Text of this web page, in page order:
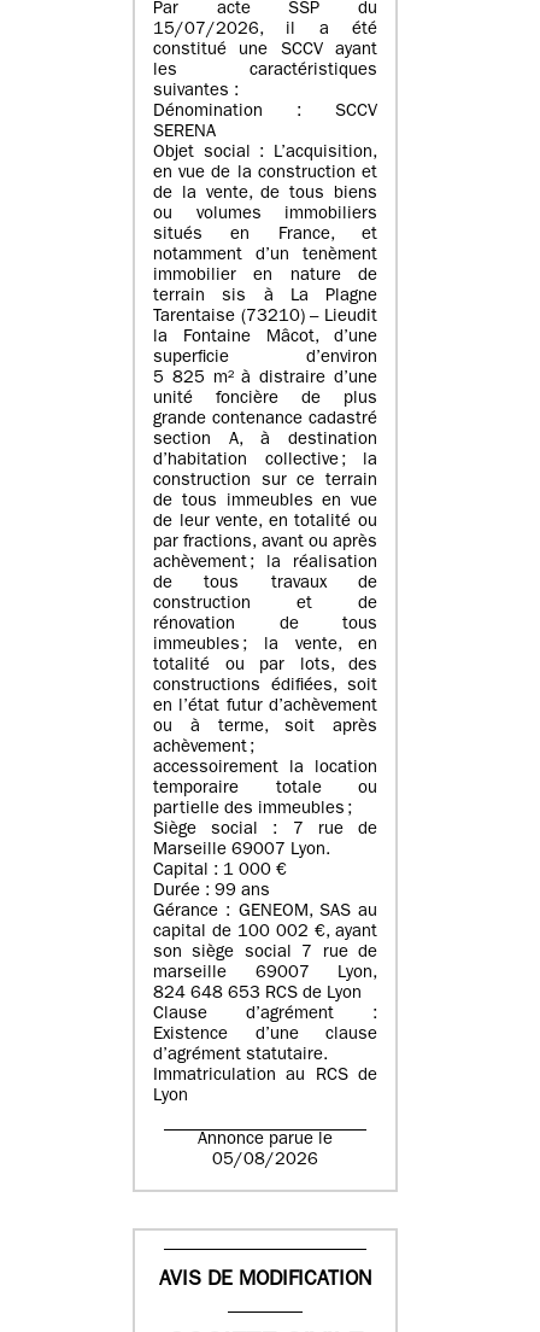
Par acte SSP du
15/07/2026, il a été
constitué une SCCV ayant
les caractéristiques
suivantes :
Dénomination : SCCV
SERENA
Objet social : L’acquisition,
en vue de la construction et
de la vente, de tous biens
ou volumes immobiliers
situés en France, et
notamment d’un tenèment
immobilier en nature de
terrain sis à La Plagne
Tarentaise (73210) – Lieudit
la Fontaine Mâcot, d’une
superficie d’environ
5 825 m² à distraire d’une
unité foncière de plus
grande contenance cadastré
section A, à destination
d’habitation collective ; la
construction sur ce terrain
de tous immeubles en vue
de leur vente, en totalité ou
par fractions, avant ou après
achèvement ; la réalisation
de tous travaux de
construction et de
rénovation de tous
immeubles ; la vente, en
totalité ou par lots, des
constructions édifiées, soit
en l’état futur d’achèvement
ou à terme, soit après
achèvement ;
accessoirement la location
temporaire totale ou
partielle des immeubles ;
Siège social : 7 rue de
Marseille 69007 Lyon.
Capital : 1 000 €
Durée : 99 ans
Gérance : GENEOM, SAS au
capital de 100 002 €, ayant
son siège social 7 rue de
marseille 69007 Lyon,
824 648 653 RCS de Lyon
Clause d’agrément :
Existence d’une clause
d’agrément statutaire.
Immatriculation au RCS de
Lyon
Annonce parue le
05/08/2026
AVIS DE MODIFICATION